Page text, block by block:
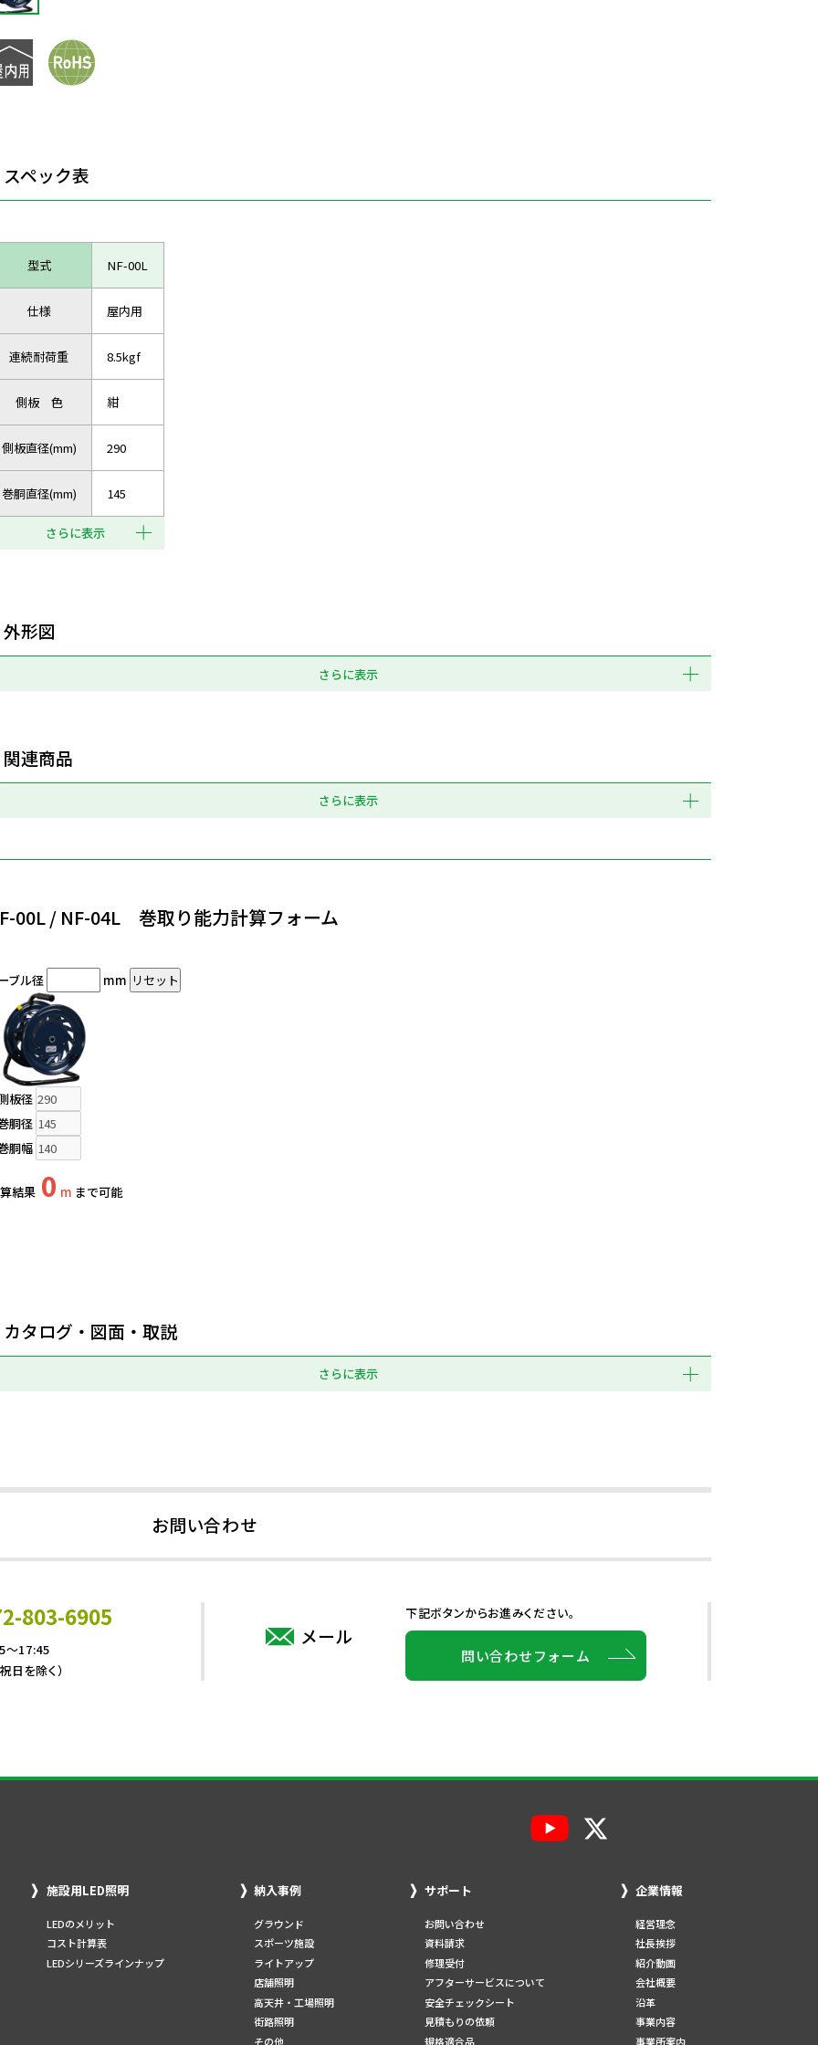
スペック表
型式 NF-00L
仕様 屋内用
連続耐荷重 8.5kgf
側板 色 紺
側板直径(mm) 290
巻胴直径(mm) 145
さらに表示
外形図
さらに表示
関連商品
さらに表示
00L / NF-04L 巻取り能力計算フォーム
ブル径 mm
板径
胴径
胴幅
結果 0 m まで可能
カタログ・図面・取説
さらに表示
お問い合わせ
803-6905
～17:45
日を除く）
メール
下記ボタンからお進みください。
問い合わせフォーム
施設用LED照明
LEDのメリット
コスト計算表
LEDシリーズラインナップ
納入事例
グラウンド
スポーツ施設
ライトアップ
店舗照明
高天井・工場照明
街路照明
その他
サポート
お問い合わせ
資料請求
修理受付
アフターサービスについて
安全チェックシート
見積もりの依頼
規格適合品
企業情報
経営理念
社長挨拶
紹介動画
会社概要
沿革
事業内容
事業所案内